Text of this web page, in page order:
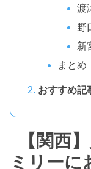
渡
野
新
まとめ
おすすめ記
【関西
ミリーに